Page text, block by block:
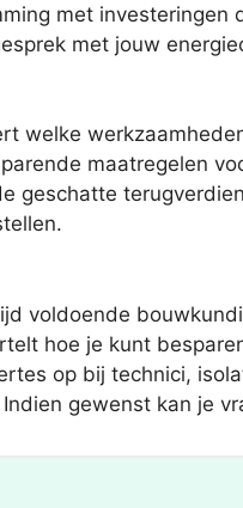
met
met jouw
welke
maatregelen
geschatte
voldoende
hoe je kunt
op bij technici,
gewenst kan je